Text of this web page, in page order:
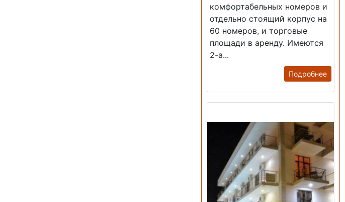
комфортабельных номеров и
отдельно стоящий корпус на
60 номеров, и торговые
площади в аренду. Имеются
2-а...
Подробнее